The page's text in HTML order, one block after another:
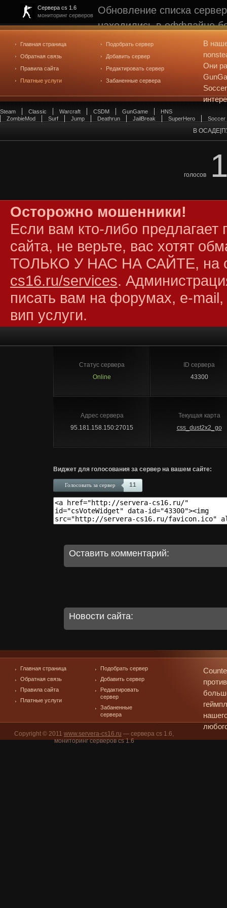
Сервера cs 1.6
мониторинг серверов
Обновление списка
находились в оффлайне
рейтинге не участвуют.
редактирования
.
Главная страница
Обратная связь
Правила сайта
Платные услуги
Подобрать сервер
Добавить сервер
Редактировать сервер
Забаненные сервера
В
Они
Steam Classic Warcraft CSDM GunGame
HNS
ZombieMod
Surf Jump Deathrun JailBreak SuperHero Soccer
В
голосов
Осторожно мошенники!
Если вам кто-либо
сайта, не верьте, вас хотят
ТОЛЬКО У НАС НА САЙТЕ, на
cs16.ru/services.
писать вам на форумах, e-mail,
вип услуги.
Статус сервера
Online
ID сервера
43300
Адрес сервера
95.181.158.150:27015
Текущая карта
css_dust2x2_go
Виджет для голосования за сервер на вашем сайте:
11
Голосовать за сервер
Оставить комментарий:
Новости сайта:
Главная страница
Обратная связь
Правила сайта
Платные услуги
Подобрать сервер
Добавить сервер
Редактировать
сервер
Забаненные
сервера
Copyright © 2011 www.servera-cs16.ru — сервера cs 1.6,
мониторинг серверов cs 1.6